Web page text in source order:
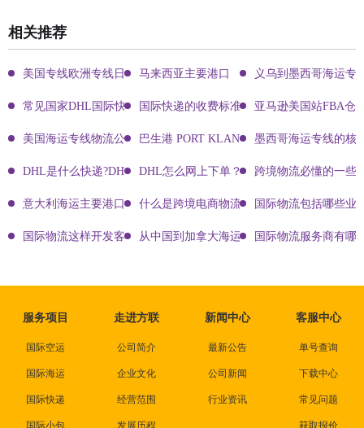
相关推荐
美国专线欧洲专线日本专线区别马来西亚主要港口 义乌到墨西哥海运专
常见国家DHL国际快递客服热线国际快递的收费标准!四大国际快递的尺寸重
亚马逊美国站FBA仓
美国海运专线物流公司有哪些?巴生港 PORT KLANG 墨西哥海运专线的核
DHL是什么快递?DHL国际快递介绍DHL怎么网上下单？DHL快递寄件有哪些方
跨境物流必懂的一些
意大利海运主要港口有哪些什么是跨境电商物流? 国际物流包括哪些业
国际物流这样开发客户会让你成为销冠从中国到加拿大海运要多久能到达？
国际物流服务商有哪
服务项目
国际空运
国际海运
国际快递
国际小包
走进方联
公司简介
企业文化
经营范围
发展历程
新闻中心
最新公告
公司新闻
行业资讯
客服中心
单号查询
下载中心
常见问题
获取报价